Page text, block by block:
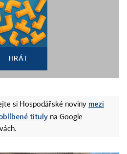
HRÁT
si Hospodářské noviny mezi
tituly na Google